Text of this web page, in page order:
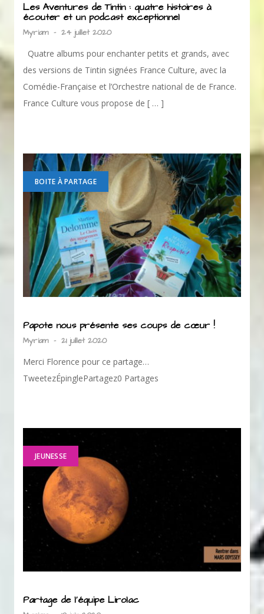
Les Aventures de Tintin : quatre histoires à
écouter et un podcast exceptionnel
Myriam - 24 juillet 2020
Quatre albums pour enchanter petits et grands, avec
des versions de Tintin signées France Culture, avec la
Comédie-Française et l’Orchestre national de de France.
France Culture vous propose de [ … ]
BOITE À PARTAGE
Papote nous présente ses coups de cœur !
Myriam - 21 juillet 2020
Merci Florence pour ce partage…
TweetezÉpinglePartagez0 Partages
JEUNESSE
Partage de l’équipe Lirolac